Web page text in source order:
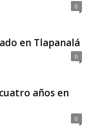
0
en Tlapanalá
0
años en
0